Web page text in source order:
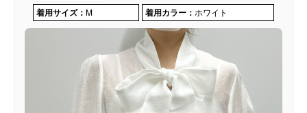
着用サイズ： M 着用カラー： ホワイト